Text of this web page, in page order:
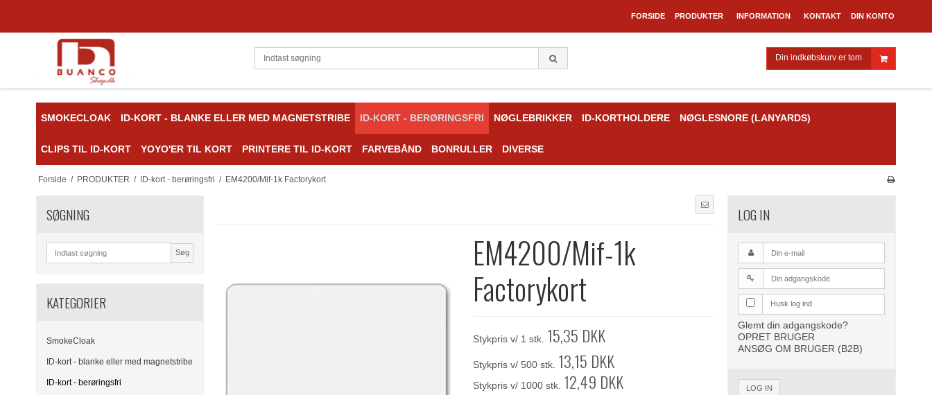
FORSIDE PRODUKTER INFORMATION KONTAKT DIN KONTO
Din indkøbskurv er tom
SMOKECLOAK ID-KORT - BLANKE ELLER MED MAGNETSTRIBE ID-KORT - BERØRINGSFRI NØGLEBRIKKER ID-KORTHOLDERE NØGLESNORE (LANYARDS)
CLIPS TIL ID-KORT YOYO'ER TIL KORT PRINTERE TIL ID-KORT FARVEBÅND BONRULLER DIVERSE
Forside / PRODUKTER / ID-kort - berøringsfri / EM4200/Mif-1k Factorykort
SØGNING
Søg
KATEGORIER
SmokeCloak
ID-kort - blanke eller med magnetstribe
ID-kort - berøringsfri
EM4200/Mif-1k
Factorykort
Stykpris v/ 1 stk. 15,35 DKK
Stykpris v/ 500 stk. 13,15 DKK
Stykpris v/ 1000 stk. 12,49 DKK
LOG IN
Husk log ind
Glemt din adgangskode?
OPRET BRUGER
ANSØG OM BRUGER (B2B)
LOG IN